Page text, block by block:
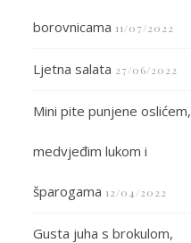
borovnicama 11/07/2022
Ljetna salata 27/06/2022
Mini pite punjene oslićem,
medvjeđim lukom i
šparogama 12/04/2022
Gusta juha s brokulom,